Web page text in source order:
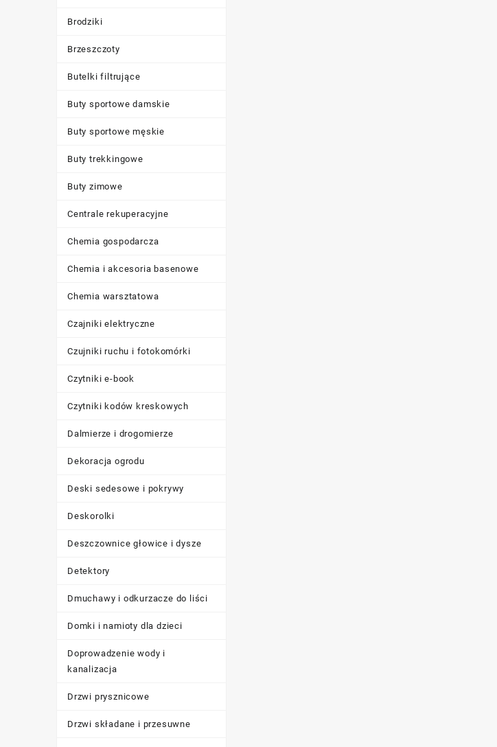
Brodziki
Brzeszczoty
Butelki filtrujące
Buty sportowe damskie
Buty sportowe męskie
Buty trekkingowe
Buty zimowe
Centrale rekuperacyjne
Chemia gospodarcza
Chemia i akcesoria basenowe
Chemia warsztatowa
Czajniki elektryczne
Czujniki ruchu i fotokomórki
Czytniki e-book
Czytniki kodów kreskowych
Dalmierze i drogomierze
Dekoracja ogrodu
Deski sedesowe i pokrywy
Deskorolki
Deszczownice głowice i dysze
Detektory
Dmuchawy i odkurzacze do liści
Domki i namioty dla dzieci
Doprowadzenie wody i
kanalizacja
Drzwi prysznicowe
Drzwi składane i przesuwne